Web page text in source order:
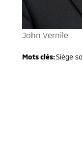
John Vernile
Mots clés:Siège